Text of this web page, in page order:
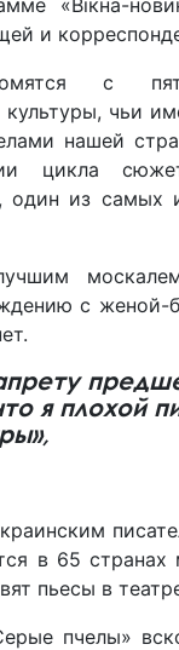
и
с
чьи
нашей
цикла
один из самых
с женой-
я плохой
в 65
пьесы в
пчелы»